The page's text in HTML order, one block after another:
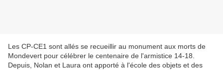
Les CP-CE1 sont allés se recueillir au monument aux morts de
Mondevert pour célébrer le centenaire de l'armistice 14-18.
Depuis, Nolan et Laura ont apporté à l'école des objets et des